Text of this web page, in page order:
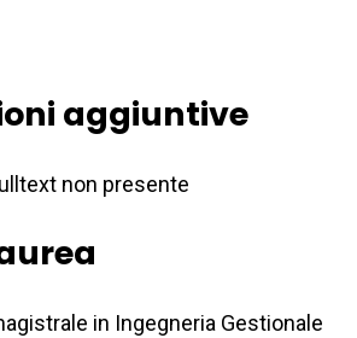
aggiuntive
non presente
in Ingegneria Gestionale